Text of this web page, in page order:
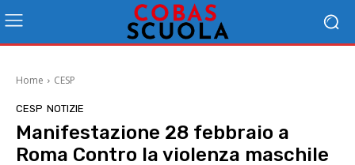
Home CESP
CESP NOTIZIE
Manifestazione 28 febbraio a
Roma Contro la violenza maschile